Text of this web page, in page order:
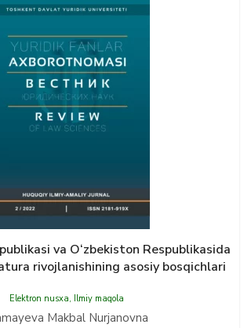
va O‘zbekiston Respublikasida
rivojlanishining asosiy bosqichlari
Elektron nusxa, Ilmiy maqola
Makbal Nurjanovna